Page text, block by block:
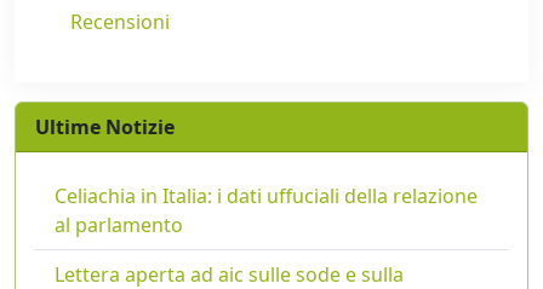
Recensioni
Ultime Notizie
Celiachia in Italia: i dati uffuciali della relazione
al parlamento
Lettera aperta ad aic sulle sode e sulla